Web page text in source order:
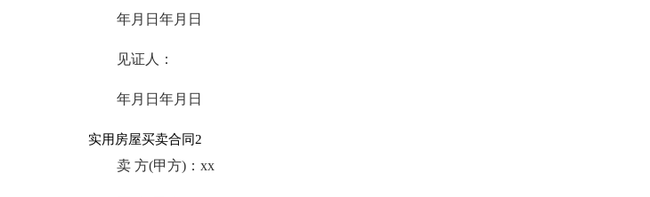
年月日年月日
见证人：
年月日年月日
实用房屋买卖合同2
卖 方(甲方)：xx